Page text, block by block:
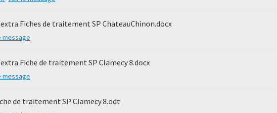
extra Fiches de traitement SP ChateauChinon.docx
message
extra Fiche de traitement SP Clamecy 8.docx
message
de traitement SP Clamecy 8.odt